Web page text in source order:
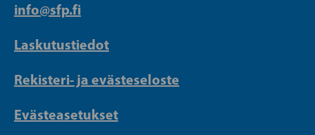
info@sfp.fi
Laskutustiedot
Rekisteri- ja evästeseloste
Evästeasetukset